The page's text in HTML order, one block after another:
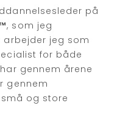
på
, som jeg
arbejder jeg som
for både
gennem årene
gennem
og store